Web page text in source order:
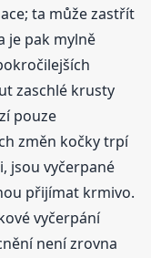
ta může zastřít
je pak mylně
zaschlé krusty
pouze
změn kočky trpí
jsou vyčerpané
přijímat krmivo.
vyčerpání
není zrovna